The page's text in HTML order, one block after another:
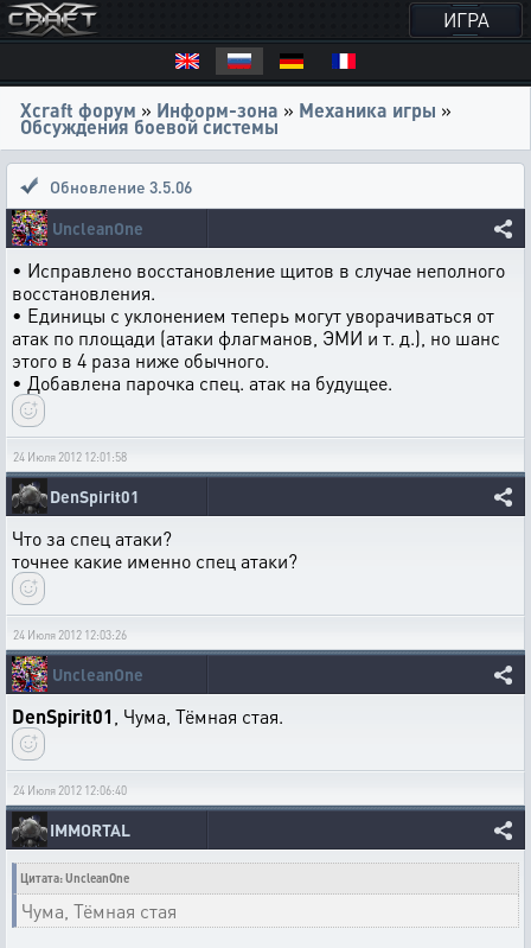
ИГРА
Xcraft форум » Информ-зона » Механика игры »
Обсуждения боевой системы
Обновление 3.5.06
UncleanOne
• Исправлено восстановление щитов в случае неполного
восстановления.
• Единицы с уклонением теперь могут уворачиваться от
атак по площади (атаки флагманов, ЭМИ и т. д.), но шанс
этого в 4 раза ниже обычного.
• Добавлена парочка спец. атак на будущее.
24 Июля 2012 12:01:58
DenSpirit01
Что за спец атаки?
точнее какие именно спец атаки?
24 Июля 2012 12:03:26
UncleanOne
DenSpirit01 , Чума, Тёмная стая.
24 Июля 2012 12:06:40
IMMORTAL
Цитата: UncleanOne
Чума, Тёмная стая